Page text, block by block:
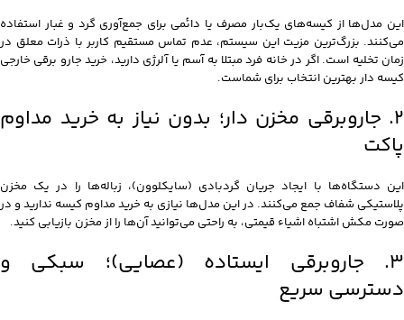
این مدل‌ها از کیسه‌های یک‌بار مصرف یا دائمی برای جمع‌آوری گرد و غبار استفاده
می‌کنند. بزرگ‌ترین مزیت این سیستم، عدم تماس مستقیم کاربر با ذرات معلق در
زمان تخلیه است. اگر در خانه فرد مبتلا به آسم یا آلرژی دارید، خرید جارو برقی خارجی
کیسه دار بهترین انتخاب برای شماست.
۲. جاروبرقی مخزن دار؛ بدون نیاز به خرید مداوم
پاکت
این دستگاه‌ها با ایجاد جریان گردبادی (سایکلوون)، زباله‌ها را در یک مخزن
پلاستیکی شفاف جمع می‌کنند. در این مدل‌ها نیازی به خرید مداوم کیسه ندارید و در
صورت مکش اشتباه اشیاء قیمتی، به راحتی می‌توانید آن‌ها را از مخزن بازیابی کنید.
۳. جاروبرقی ایستاده (عصایی)؛ سبکی و
دسترسی سریع